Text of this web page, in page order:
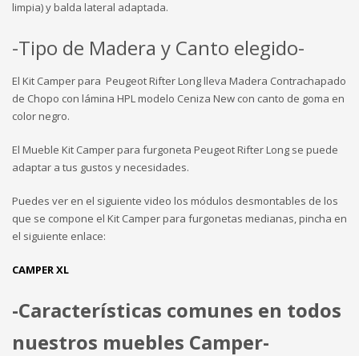
limpia) y balda lateral adaptada.
-Tipo de Madera y Canto elegido-
El Kit Camper para Peugeot Rifter Long lleva Madera Contrachapado
de Chopo con lámina HPL modelo Ceniza New con canto de goma en
color negro.
El Mueble Kit Camper para furgoneta Peugeot Rifter Long se puede
adaptar a tus gustos y necesidades.
Puedes ver en el siguiente video los módulos desmontables de los
que se compone el Kit Camper para furgonetas medianas, pincha en
el siguiente enlace:
CAMPER XL
-Características comunes en todos
nuestros muebles Camper-